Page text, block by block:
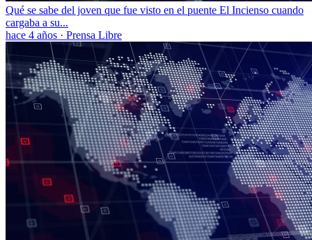
Qué se sabe del joven que fue visto en el puente El Incienso cuando
cargaba a su...
hace 4 años · Prensa Libre